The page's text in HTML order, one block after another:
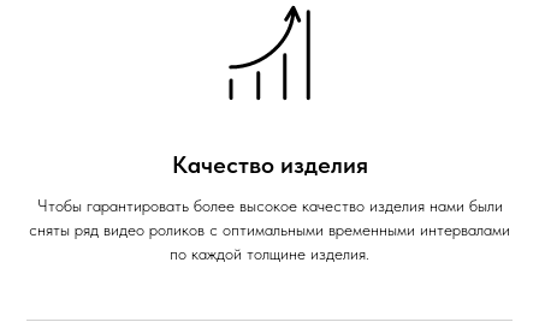
Качество изделия
Чтобы гарантировать более высокое качество изделия нами были
сняты ряд видео роликов с оптимальными временными интервалами
по каждой толщине изделия.